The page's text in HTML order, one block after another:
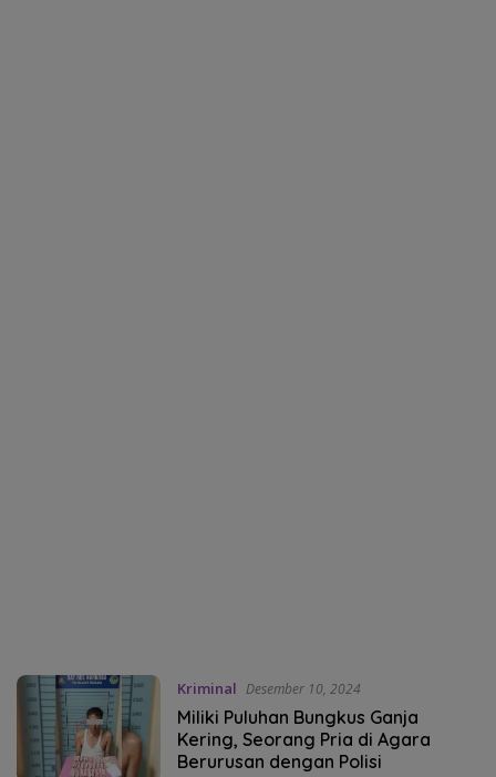
Kriminal Desember 10, 2024
Miliki Puluhan Bungkus Ganja
Kering, Seorang Pria di Agara
Berurusan dengan Polisi